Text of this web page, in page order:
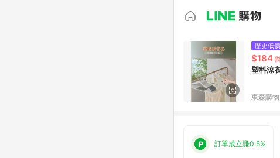
歷史低價
$184 (
塑料涼
東森購
訂單成立賺0.5%